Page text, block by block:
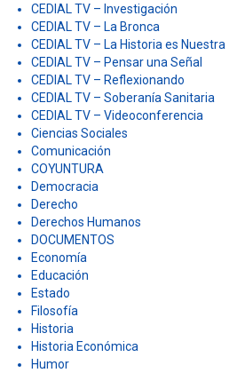
CEDIAL TV – Investigación
CEDIAL TV – La Bronca
CEDIAL TV – La Historia es Nuestra
CEDIAL TV – Pensar una Señal
CEDIAL TV – Reflexionando
CEDIAL TV – Soberanía Sanitaria
CEDIAL TV – Videoconferencia
Ciencias Sociales
Comunicación
COYUNTURA
Democracia
Derecho
Derechos Humanos
DOCUMENTOS
Economía
Educación
Estado
Filosofía
Historia
Historia Económica
Humor